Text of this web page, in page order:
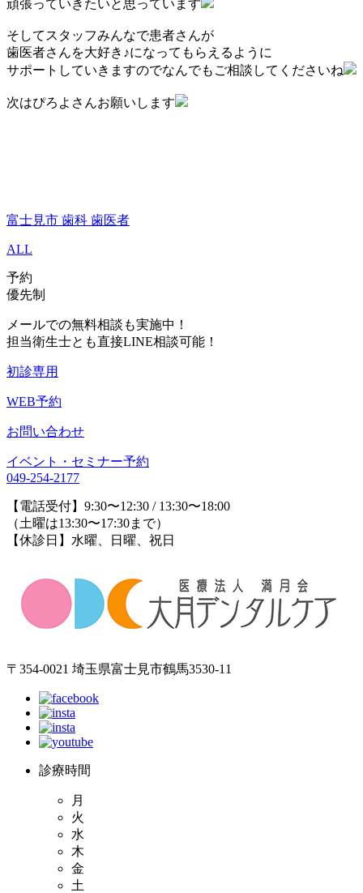
頑張っていきたいと思っています
そしてスタッフみんなで患者さんが
歯医者さんを大好き♪になってもらえるように
サポートしていきますのでなんでもご相談してくださいね
次はぴろよさんお願いします
富士見市 歯科 歯医者
ALL
予約
優先制
メールでの無料相談も実施中！
担当衛生士とも直接LINE相談可能！
初診専用
WEB予約
お問い合わせ
イベント・セミナー予約
049-254-2177
【電話受付】9:30〜12:30 / 13:30〜18:00
（土曜は13:30〜17:30まで）
【休診日】水曜、日曜、祝日
〒354-0021 埼玉県富士見市鶴馬3530-11
診療時間
月
火
水
木
金
土